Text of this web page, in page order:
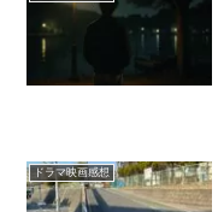
ドラマ映画感想